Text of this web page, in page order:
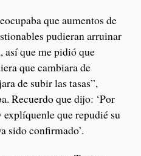
que aumentos de
pudieran arruinar
así que me pidió que
que cambiara de
de subir las tasas”,
Recuerdo que dijo: ‘Por
que repudié su
sido confirmado’.